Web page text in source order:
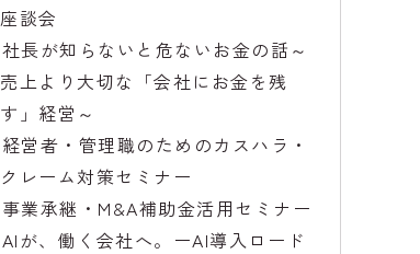
座談会
社長が知らないと危ないお金の話～
売上より大切な「会社にお金を残
す」経営～
経営者・管理職のためのカスハラ・
クレーム対策セミナー
事業承継・M&A補助金活用セミナー
AIが、働く会社へ。ーAI導入ロード